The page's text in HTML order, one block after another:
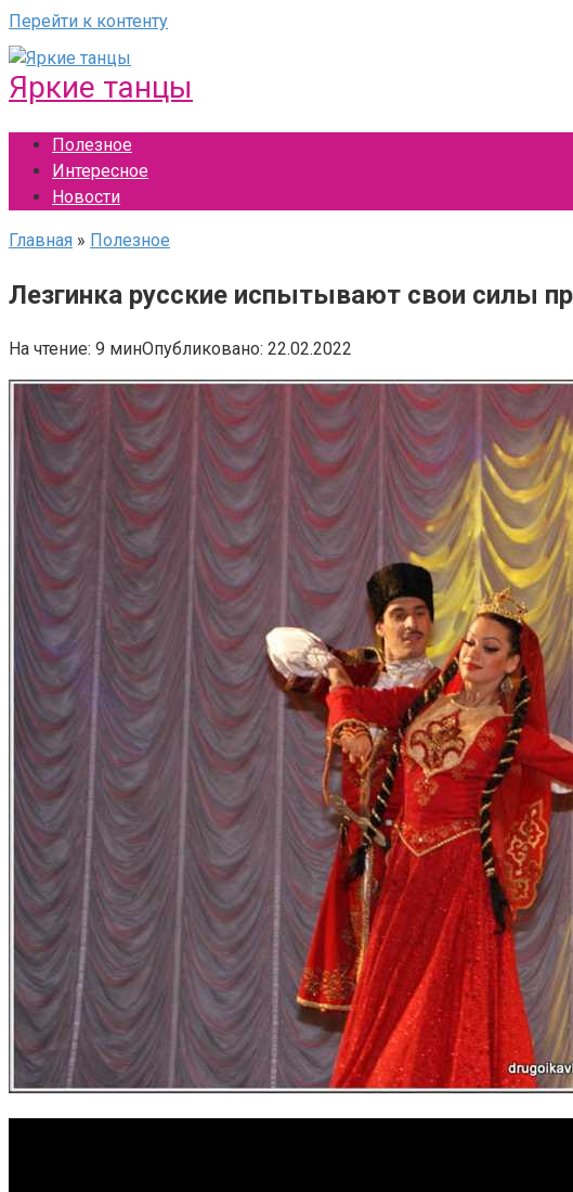
Перейти к контенту
Яркие танцы
Полезное
Интересное
Новости
Главная » Полезное
Лезгинка русские испытывают свои силы
На чтение: 9 минОпубликовано: 22.02.2022